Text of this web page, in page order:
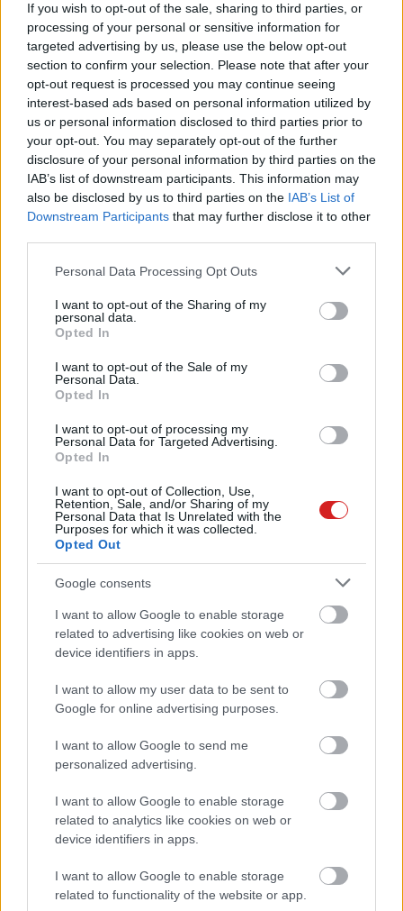
If you wish to opt-out of the sale, sharing to third parties, or
processing of your personal or sensitive information for
targeted advertising by us, please use the below opt-out
section to confirm your selection. Please note that after your
opt-out request is processed you may continue seeing
interest-based ads based on personal information utilized by
us or personal information disclosed to third parties prior to
your opt-out. You may separately opt-out of the further
disclosure of your personal information by third parties on the
IAB’s list of downstream participants. This information may
also be disclosed by us to third parties on the IAB’s List of
Downstream Participants that may further disclose it to other
Please note that this website/app uses one or more Google
not limited to your visit or usage behaviour. You may click to
grant or deny consent to Google and its third-party tags to
use your data for below specified purposes in below Google
consent section.
Personal Data Processing Opt Outs
I want to opt-out of the Sharing of my
personal data.
Opted In
I want to opt-out of the Sale of my
Personal Data.
Opted In
I want to opt-out of processing my
Personal Data for Targeted Advertising.
Opted In
I want to opt-out of Collection, Use,
Retention, Sale, and/or Sharing of my
Personal Data that Is Unrelated with the
Purposes for which it was collected.
Opted Out
Google consents
I want to allow Google to enable storage
related to advertising like cookies on web or
device identifiers in apps.
I want to allow my user data to be sent to
Google for online advertising purposes.
I want to allow Google to send me
personalized advertising.
I want to allow Google to enable storage
related to analytics like cookies on web or
device identifiers in apps.
I want to allow Google to enable storage
related to functionality of the website or app.
Gartner: vége a Blackberry-nek
Mobil | 2013.09.29 16:00
Újabb Radeonnal gazdagodik a
középkategória
Hardver| 2008.11.19 09:46
KÖVESS FACEBOOKON!
LEGOLVASOTTABBAK
Napelem sem kell hozzá: ez a